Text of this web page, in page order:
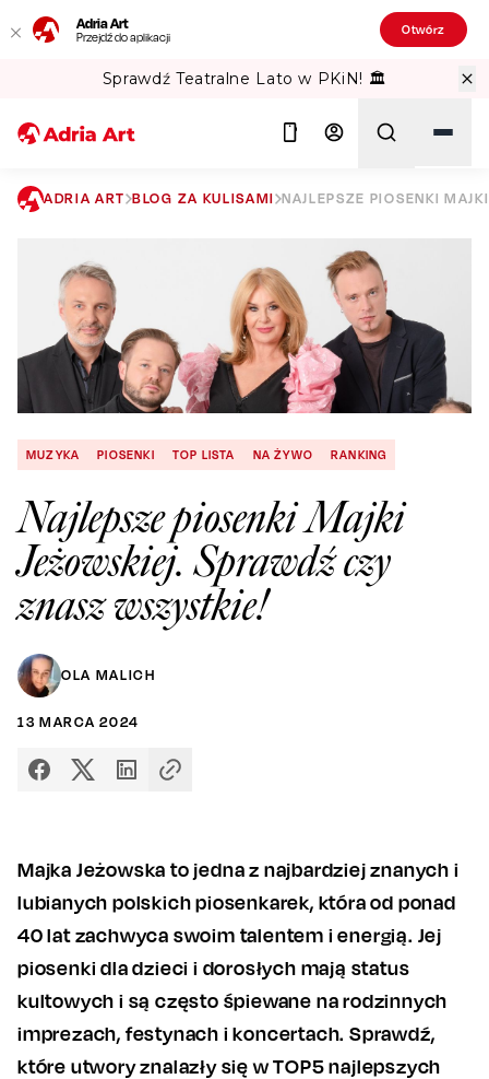
Adria Art
Przejdź do aplikacji Otwórz
Sprawdź Teatralne Lato w PKiN! 🏛️
ADRIA ART BLOG ZA KULISAMI NAJLEPSZE PIOSENKI
MUZYKA PIOSENKI TOP LISTA NA ŻYWO RANKING
Najlepsze piosenki Majki
Jeżowskiej. Sprawdź czy
znasz wszystkie!
OLA MALICH
13 MARCA 2024
Majka Jeżowska to jedna z najbardziej znanych i
lubianych polskich piosenkarek, która od ponad
40 lat zachwyca swoim talentem i energią. Jej
piosenki dla dzieci i dorosłych mają status
kultowych i są często śpiewane na rodzinnych
imprezach, festynach i koncertach. Sprawdź,
które utwory znalazły się w TOP5 najlepszych